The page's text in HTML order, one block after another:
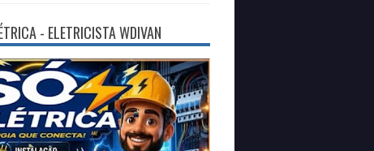
- ELETRICISTA WDIVAN